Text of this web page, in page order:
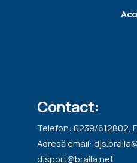
Contact:
Telefon: 0239/612802,
Adresă email:
djsport@braila.net